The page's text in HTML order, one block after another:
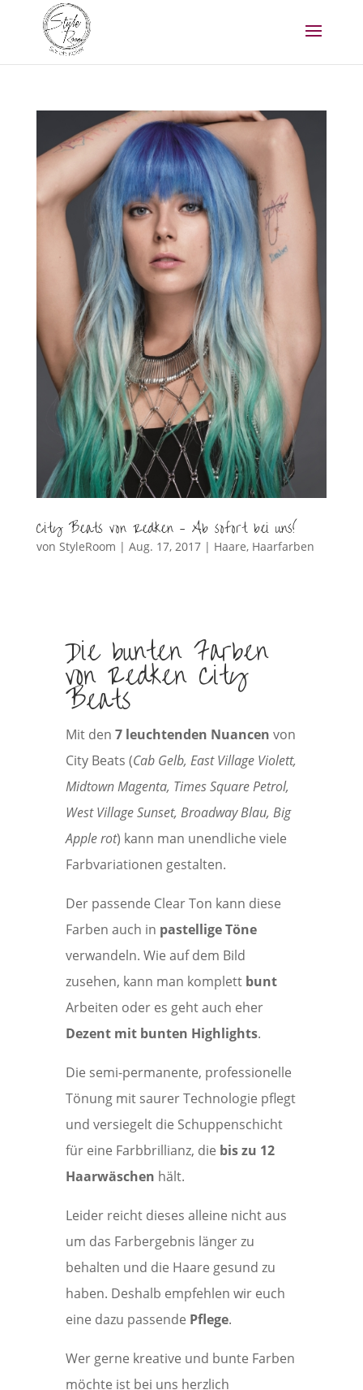
City Beats von Redken – Ab sofort bei uns!
von StyleRoom | Aug. 17, 2017| Haare, Haarfarben
Die bunten Farben
von Redken City
Beats
Mit den 7 leuchtenden Nuancen von
City Beats (Cab Gelb, East Village Violett,
Midtown Magenta, Times Square Petrol,
West Village Sunset, Broadway Blau, Big
Apple rot) kann man unendliche viele
Farbvariationen gestalten.
Der passende Clear Ton kann diese
Farben auch in pastellige Töne
verwandeln. Wie auf dem Bild
zusehen, kann man komplettbunt
Arbeiten oder es geht auch eher
Dezent mit bunten Highlights.
Die semi-permanente, professionelle
Tönung mit saurer Technologie pflegt
und versiegelt die Schuppenschicht
für eine Farbbrillianz, die bis zu 12
Haarwäschen hält.
Leider reicht dieses alleine nicht aus
um das Farbergebnis länger zu
behalten und die Haare gesund zu
haben. Deshalb empfehlen wir euch
eine dazu passende Pflege.
Wer gerne kreative und bunte Farben
möchte ist bei uns herzlich